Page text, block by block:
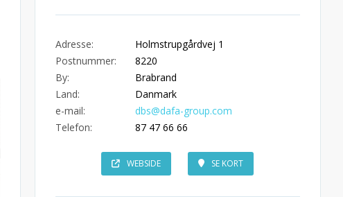
Adresse:
Holmstrupgårdvej 1
Postnummer:
8220
By:
Brabrand
Land:
Danmark
e-mail:
dbs@dafa-group.com
Telefon:
87 47 66 66
WEBSIDE SE KORT